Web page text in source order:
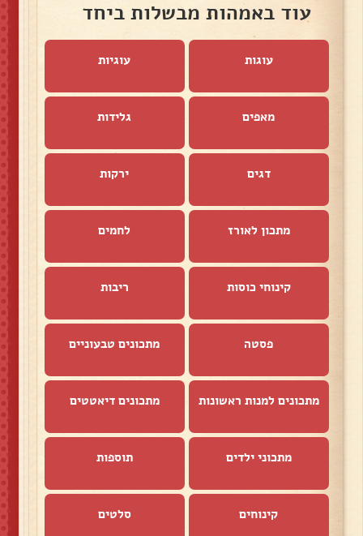
עוד באמהות מבשלות ביחד
עוגות עוגיות
מאפים גלידות
דגים ירקות
מתכון לאורז לחמים
קינוחי כוסות ריבות
פסטה מתכונים טבעוניים
מתכונים למנות ראשונות מתכונים דיאטטים
מתכוני ילדים תוספות
קינוחים סלטים